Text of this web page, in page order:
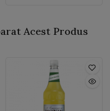
punchuri, smoothieuri,
Acest Produs